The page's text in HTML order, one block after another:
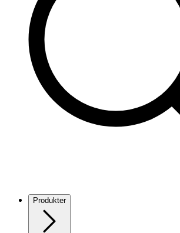
Produkter